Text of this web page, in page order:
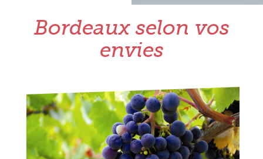
Bordeaux selon vos
envies